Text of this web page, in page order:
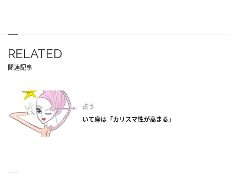
RELATED
関連記事
占う
いて座は「カリスマ性が高まる」